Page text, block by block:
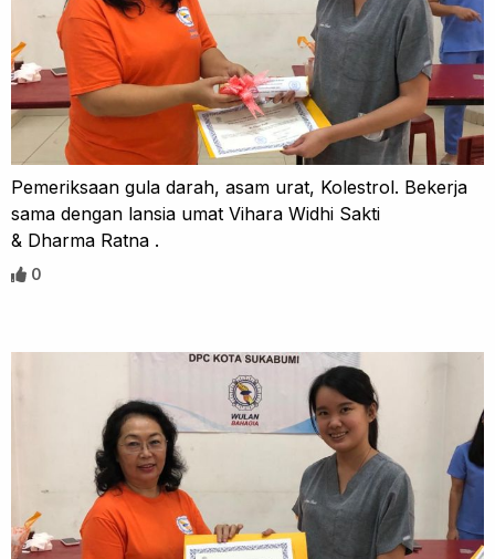
Pemeriksaan gula darah, asam urat, Kolestrol. Bekerja
sama dengan lansia umat Vihara Widhi Sakti
& Dharma Ratna .
0